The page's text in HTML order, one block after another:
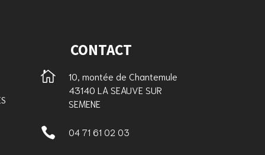
CONTACT

10, montée de Chantemule
43140 LA SEAUVE SUR
SEMENE
 04 71 61 02 03